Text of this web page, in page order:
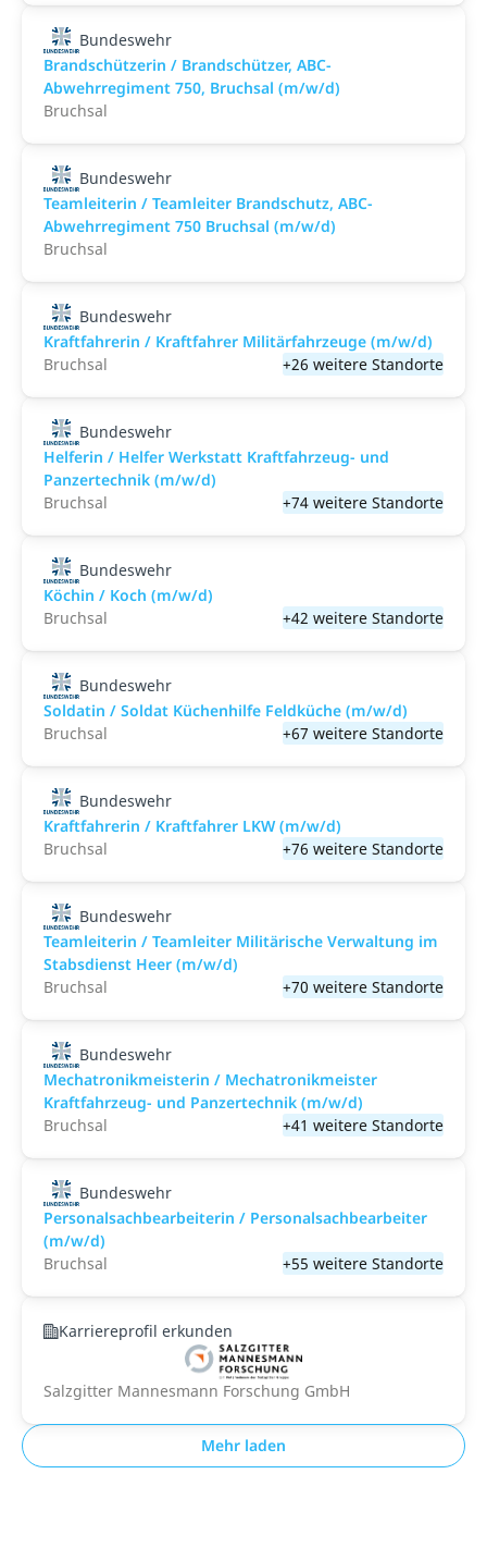
Bundeswehr
Brandschützerin / Brandschützer, ABC-
Abwehrregiment 750, Bruchsal (m/w/d)
Bruchsal
Bundeswehr
Teamleiterin / Teamleiter Brandschutz, ABC-
Abwehrregiment 750 Bruchsal (m/w/d)
Bruchsal
Bundeswehr
Kraftfahrerin / Kraftfahrer Militärfahrzeuge (m/w/d)
Bruchsal
+26 weitere Standorte
Bundeswehr
Helferin / Helfer Werkstatt Kraftfahrzeug- und
Panzertechnik (m/w/d)
Bruchsal
+74 weitere Standorte
Bundeswehr
Köchin / Koch (m/w/d)
Bruchsal
+42 weitere Standorte
Bundeswehr
Soldatin / Soldat Küchenhilfe Feldküche (m/w/d)
Bruchsal
+67 weitere Standorte
Bundeswehr
Kraftfahrerin / Kraftfahrer LKW (m/w/d)
Bruchsal
+76 weitere Standorte
Bundeswehr
Teamleiterin / Teamleiter Militärische Verwaltung im
Stabsdienst Heer (m/w/d)
Bruchsal
+70 weitere Standorte
Bundeswehr
Mechatronikmeisterin / Mechatronikmeister
Kraftfahrzeug- und Panzertechnik (m/w/d)
Bruchsal
+41 weitere Standorte
Bundeswehr
Personalsachbearbeiterin / Personalsachbearbeiter
(m/w/d)
Bruchsal
+55 weitere Standorte
Karriereprofil erkunden
Salzgitter Mannesmann Forschung GmbH
Mehr laden